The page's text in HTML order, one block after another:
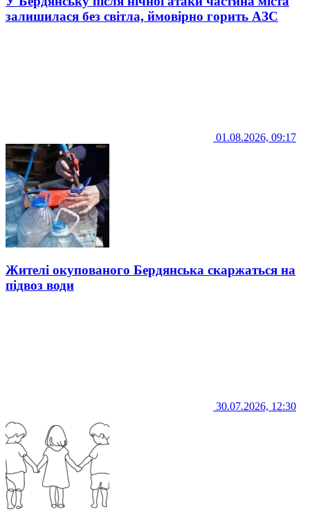
залишилася без світла, ймовірно горить АЗС
01.08.2026, 09:17
Жителі окупованого Бердянська скаржаться на
підвоз води
30.07.2026, 12:30